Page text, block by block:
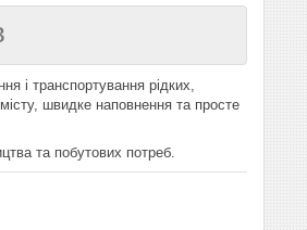
і транспортування рідких,
швидке наповнення та просте
та побутових потреб.